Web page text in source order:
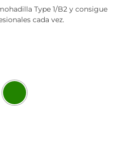
Type 1/B2 y consigue
cada vez.